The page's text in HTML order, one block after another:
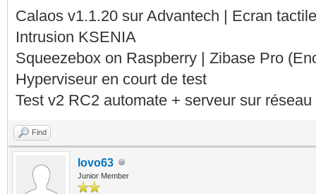
Calaos v1.1.20 sur Advantech | Ecran
Intrusion KSENIA
Squeezebox on Raspberry | Zibase Pro
Hyperviseur en court de test
Test v2 RC2 automate + serveur sur
Find
lovo63
Junior Member